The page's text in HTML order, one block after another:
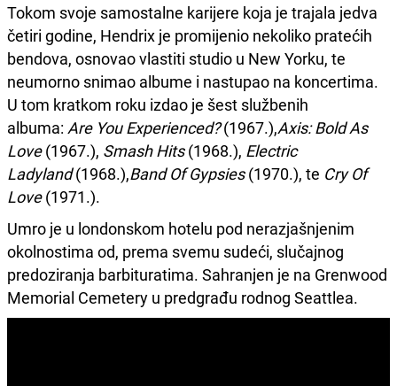
Tokom svoje samostalne karijere koja je trajala jedva
četiri godine, Hendrix je promijenio nekoliko pratećih
bendova, osnovao vlastiti studio u New Yorku, te
neumorno snimao albume i nastupao na koncertima.
U tom kratkom roku izdao je šest službenih
albuma: Are You Experienced?(1967.),Axis: Bold As
Love(1967.), Smash Hits(1968.), Electric
Ladyland(1968.),Band Of Gypsies(1970.), te Cry Of
Love(1971.).
Umro je u londonskom hotelu pod nerazjašnjenim
okolnostima od, prema svemu sudeći, slučajnog
predoziranja barbituratima. Sahranjen je na Grenwood
Memorial Cemetery u predgrađu rodnog Seattlea.